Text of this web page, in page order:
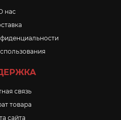
нас
связь
товара
сайта